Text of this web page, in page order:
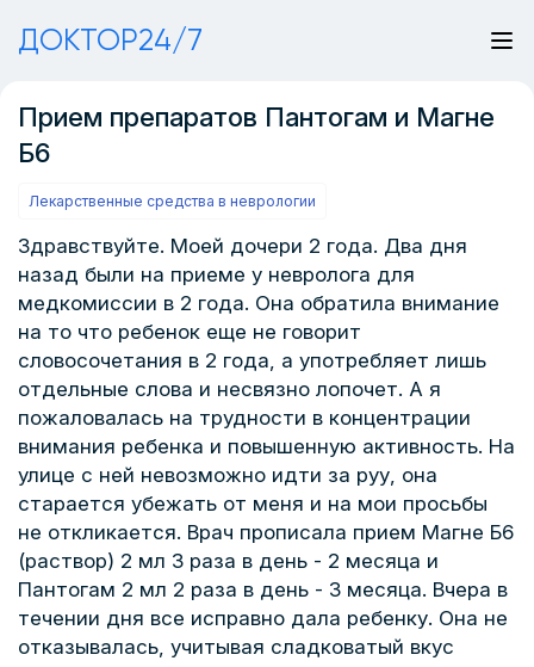
ДОКТОР24/7
Прием препаратов Пантогам и Магне
Б6
Лекарственные средства в неврологии
Здравствуйте. Моей дочери 2 года. Два дня
назад были на приеме у невролога для
медкомиссии в 2 года. Она обратила внимание
на то что ребенок еще не говорит
словосочетания в 2 года, а употребляет лишь
отдельные слова и несвязно лопочет. А я
пожаловалась на трудности в концентрации
внимания ребенка и повышенную активность. На
улице с ней невозможно идти за руу, она
старается убежать от меня и на мои просьбы
не откликается. Врач прописала прием Магне Б6
(раствор) 2 мл 3 раза в день - 2 месяца и
Пантогам 2 мл 2 раза в день - 3 месяца. Вчера в
течении дня все исправно дала ребенку. Она не
отказывалась, учитывая сладковатый вкус